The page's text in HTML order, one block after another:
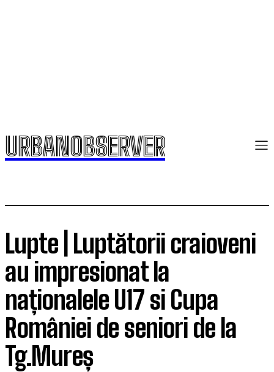
URBANOBSERVER
Lupte | Luptătorii craioveni
au impresionat la
naționalele U17 si Cupa
României de seniori de la
Tg.Mureș